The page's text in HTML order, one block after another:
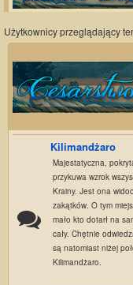
Użytkownicy przeglądający
Kilimandżaro
Majestatyczna,
przykuwa wzrok
Krainy. Jest ona
zakątków. O tym
mało kto dotarł na
cały. Chętnie
są natomiast niżej
Kilimandżaro.